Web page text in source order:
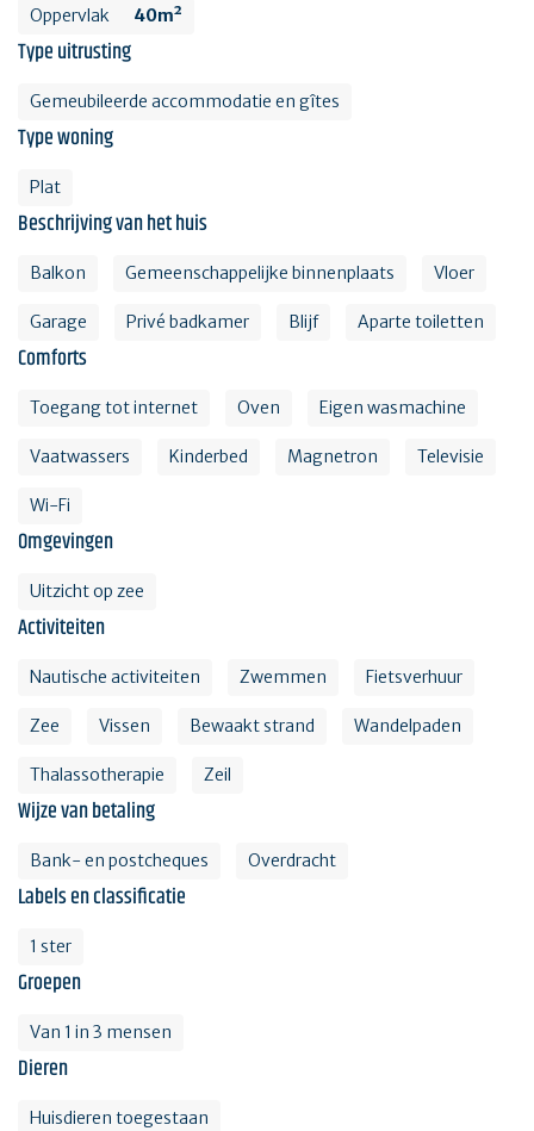
Oppervlak 40m²
Type uitrusting
Gemeubileerde accommodatie en gîtes
Type woning
Plat
Beschrijving van het huis
Balkon Gemeenschappelijke binnenplaats Vloer
Garage Privé badkamer Blijf Aparte toiletten
Comforts
Toegang tot internet Oven Eigen wasmachine
Vaatwassers Kinderbed Magnetron Televisie
Wi-Fi
Omgevingen
Uitzicht op zee
Activiteiten
Nautische activiteiten Zwemmen Fietsverhuur
Zee Vissen Bewaakt strand Wandelpaden
Thalassotherapie Zeil
Wijze van betaling
Bank- en postcheques Overdracht
Labels en classificatie
1 ster
Groepen
Van 1 in 3 mensen
Dieren
Huisdieren toegestaan